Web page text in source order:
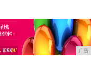
广告